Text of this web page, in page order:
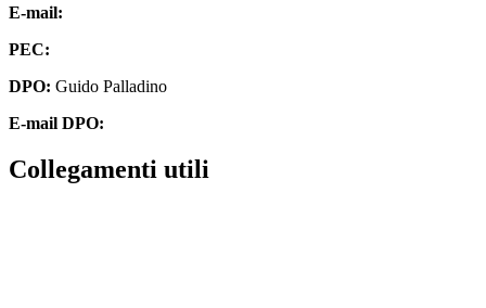
E-mail:
PEC:
DPO: Guido Palladino
E-mail DPO:
collegamenti utili